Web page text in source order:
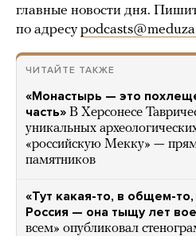
главные новости дня.
по адресу
ЧИТАЙТЕ ТАКЖЕ
«Монастырь — это
часть» В Херсонесе
уникальных
«российскую Мекку» —
памятников
«Тут какая-то, в общем-
Россия — она тыщу лет
всем» опубликовал